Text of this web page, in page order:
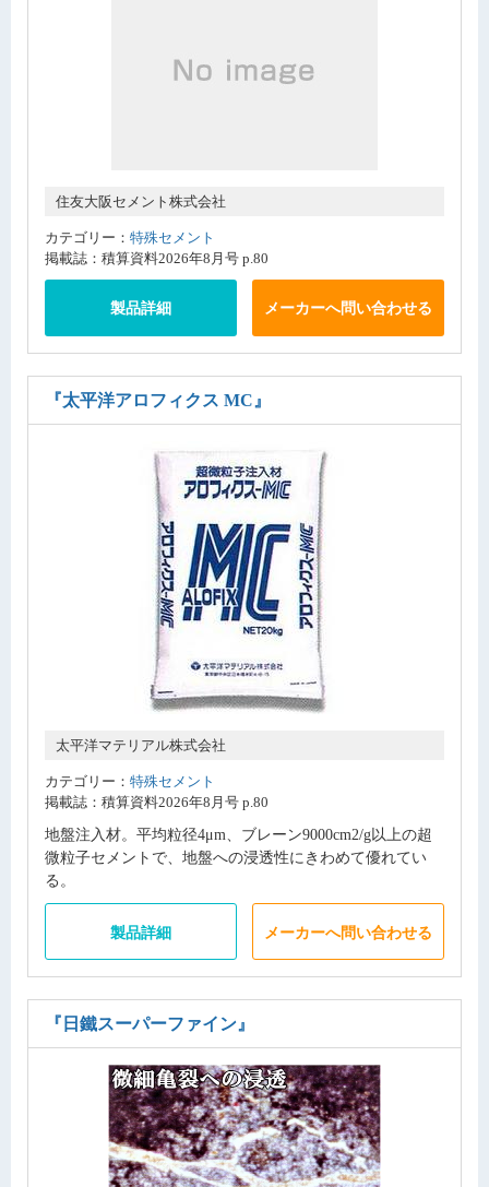
住友大阪セメント株式会社
カテゴリー： 特殊セメント
掲載誌：積算資料2026年8月号 p.80
製品詳細 メーカーへ問い合わせる
『太平洋アロフィクス MC』
太平洋マテリアル株式会社
カテゴリー： 特殊セメント
掲載誌：積算資料2026年8月号 p.80
地盤注入材。平均粒径4μm、ブレーン9000cm2/g以上の超
微粒子セメントで、地盤への浸透性にきわめて優れてい
る。
製品詳細 メーカーへ問い合わせる
『日鐵スーパーファイン』